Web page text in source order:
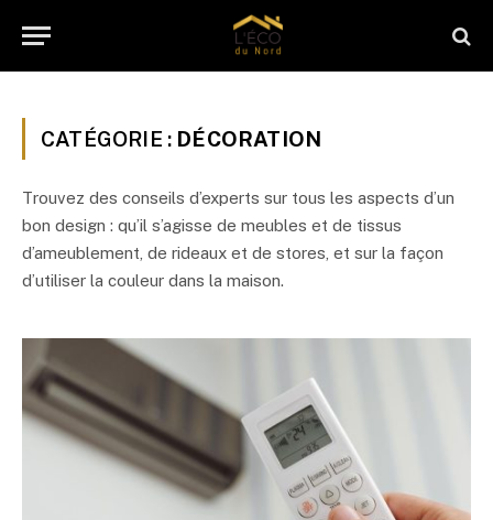
CATÉGORIE : DÉCORATION
Trouvez des conseils d’experts sur tous les aspects d’un
bon design : qu’il s’agisse de meubles et de tissus
d’ameublement, de rideaux et de stores, et sur la façon
d’utiliser la couleur dans la maison.